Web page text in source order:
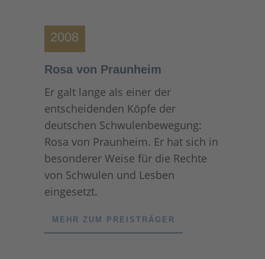
2008
Rosa von Praunheim
Er galt lange als einer der
entscheidenden Köpfe der
deutschen Schwulenbewegung:
Rosa von Praunheim. Er hat sich in
besonderer Weise für die Rechte
von Schwulen und Lesben
eingesetzt.
MEHR ZUM PREISTRÄGER